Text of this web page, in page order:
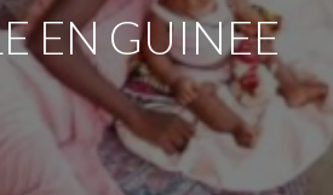
EN GUINEE